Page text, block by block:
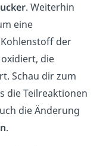
. Weiterhin
eine
der
die
Schau dir zum
die Teilreaktionen
die Änderung
.